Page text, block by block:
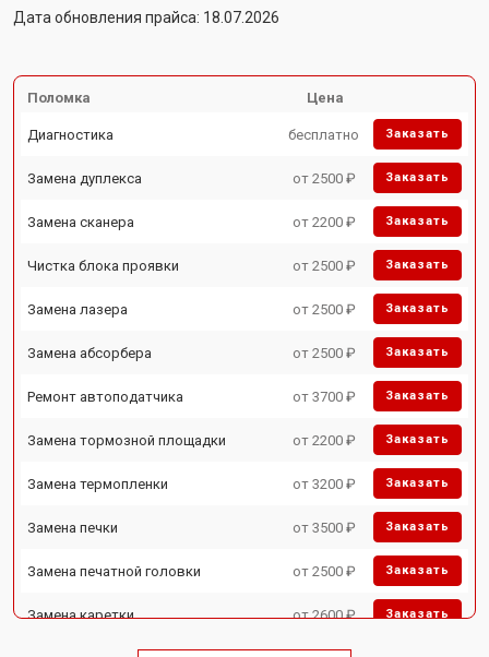
Дата обновления прайса: 18.07.2026
Поломка Цена
Диагностика бесплатно Заказать
Замена дуплекса от 2500 ₽ Заказать
Замена сканера от 2200 ₽ Заказать
Чистка блока проявки от 2500 ₽ Заказать
Замена лазера от 2500 ₽ Заказать
Замена абсорбера от 2500 ₽ Заказать
Ремонт автоподатчика от 3700 ₽ Заказать
Замена тормозной площадки от 2200 ₽ Заказать
Замена термопленки от 3200 ₽ Заказать
Замена печки от 3500 ₽ Заказать
Замена печатной головки от 2500 ₽ Заказать
Замена каретки от 2600 ₽ Заказать